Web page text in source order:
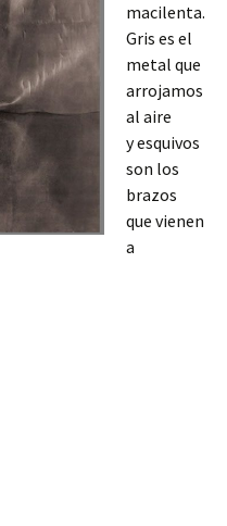
macilenta.
Gris es el
metal que
arrojamos
al aire
y esquivos
son los
brazos
que vienen
a